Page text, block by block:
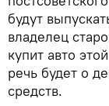
будут
владелец
купит авто
речь будет о
средств.